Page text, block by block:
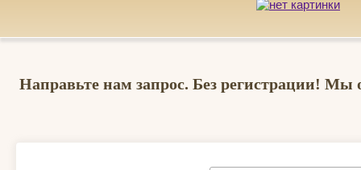
Направьте нам запрос. Без регистрации! Мы